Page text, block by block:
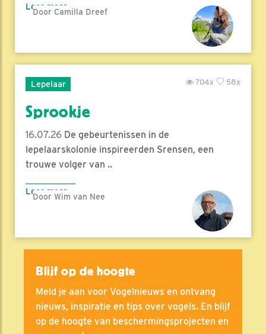
Lees meer
Door Camilla Dreef
Lepelaar 58x
704x
Sprookje
16.07.26 De gebeurtenissen in de
lepelaarskolonie inspireerden Srensen, een
trouwe volger van ..
Lees meer
Door Wim van Nee
Blijf op de hoogte
Meld je aan voor Vogelnieuws en ontvang
nieuws, inspiratie en tips over vogels. En blijf
op de hoogte van beschermingsprojecten en